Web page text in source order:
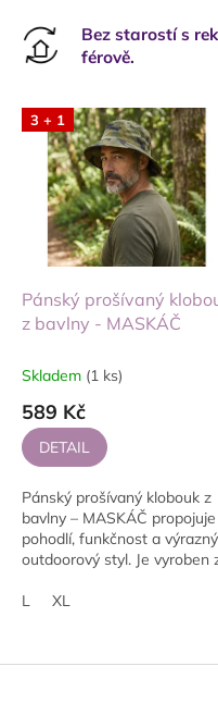
Bez starostí s
férově.
3 + 1
Pánský prošívaný
z bavlny - MASKÁČ
Skladem (1 ks)
589 Kč
DETAIL
Pánský prošívaný klobouk z
bavlny – MASKÁČ propojuje
pohodlí, funkčnost a výrazný
outdoorový styl. Je vyroben
díky čemuž představuje
L XL
Z